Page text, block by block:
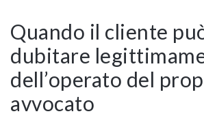
Quando il cliente
dubitare
dell’operato del
avvocato